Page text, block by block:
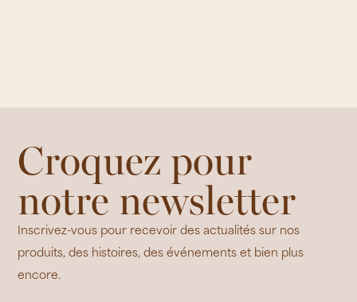
Croquez pour
notre newsletter
Inscrivez-vous pour recevoir des actualités sur nos
produits, des histoires, des événements et bien plus
encore.